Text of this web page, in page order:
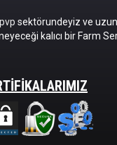
sektörundeyiz ve
kalıcı bir Farm